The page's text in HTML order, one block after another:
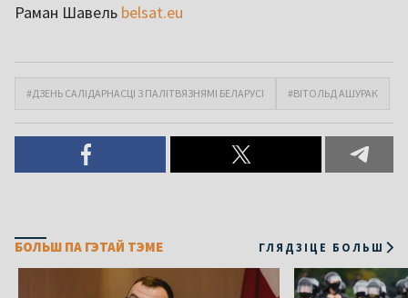
Раман Шавель belsat.eu
#ДЗЕНЬ САЛІДАРНАСЦІ З ПАЛІТВЯЗНЯМІ БЕЛАРУСІ #ВІТОЛЬД АШУРАК
БОЛЬШ ПА ГЭТАЙ ТЭМЕ ГЛЯДЗІЦЕ БОЛЬШ